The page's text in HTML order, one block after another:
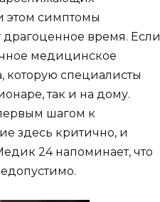
этом симптомы
драгоценное время. Если
медицинское
которую специалисты
так и на дому.
шагом к
здесь критично, и
24 напоминает, что